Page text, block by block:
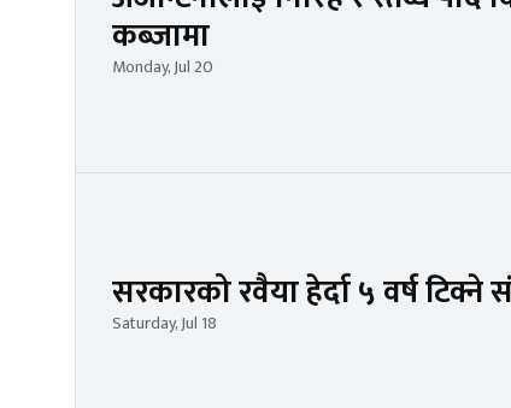
कब्जामा
Monday, Jul 20
सरकारको रवैया हेर्दा ५ वर्ष
Saturday, Jul 18